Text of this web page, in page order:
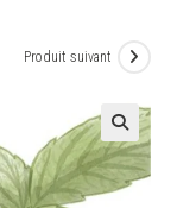
Produit suivant